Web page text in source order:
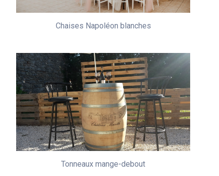
Chaises Napoléon blanches
Tonneaux mange-debout